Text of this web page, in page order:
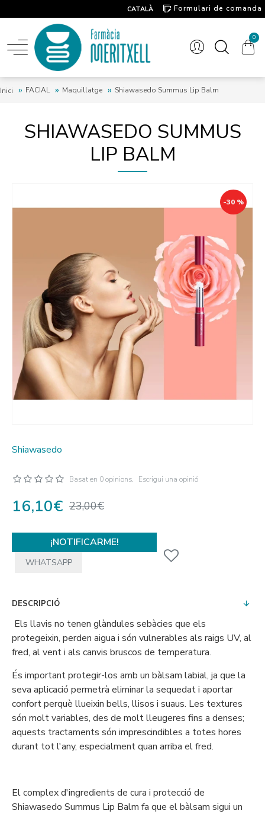
CATALÀ
Formulari de comanda
0
Inici FACIAL Maquillatge Shiawasedo Summus Lip Balm
SHIAWASEDO SUMMUS
LIP BALM
-30 %
Shiawasedo
Basat en 0 opinions. Escrigui una opinió
16,10€ 23,00€
¡NOTIFICARME!
WHATSAPP
DESCRIPCIÓ
Els llavis no tenen glàndules sebàcies que els
protegeixin, perden aigua i són vulnerables als raigs UV, al
fred, al vent i als canvis bruscos de temperatura.
És important protegir-los amb un bàlsam labial, ja que la
seva aplicació permetrà eliminar la sequedat i aportar
confort perquè llueixin bells, llisos i suaus. Les textures
són molt variables, des de molt lleugeres fins a denses;
aquests tractaments són imprescindibles a totes hores
durant tot l'any, especialment quan arriba el fred.
El complex d'ingredients de cura i protecció de
Shiawasedo Summus Lip Balm fa que el bàlsam sigui un